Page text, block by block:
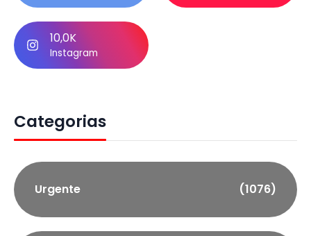
10,0K
Instagram
Categorias
Urgente (1076)